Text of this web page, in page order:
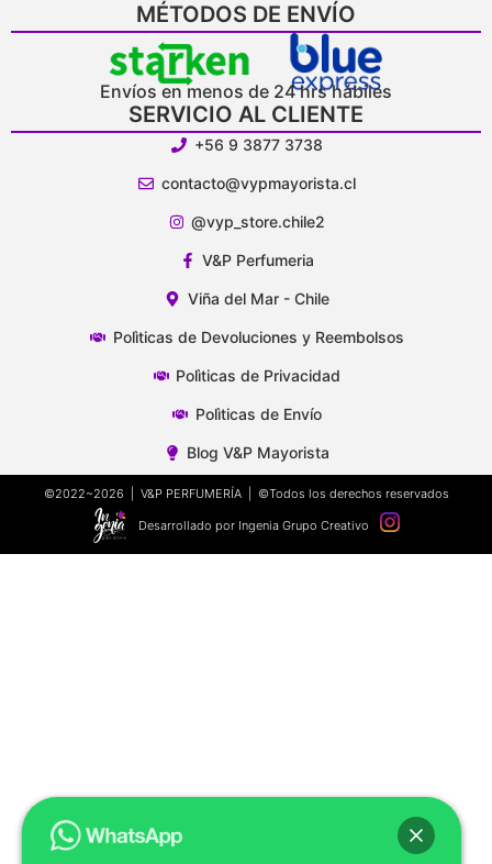
MÉTODOS DE ENVÍO
Envíos en menos de 24 hrs hábiles
SERVICIO AL CLIENTE
+56 9 3877 3738
contacto@vypmayorista.cl
@vyp_store.chile2
V&P Perfumeria
Viña del Mar - Chile
Polìticas de Devoluciones y Reembolsos
Polìticas de Privacidad
Polìticas de Envío
Blog V&P Mayorista
©2022~2026 | V&P PERFUMERÍA | ©Todos los derechos reservados
Desarrollado por Ingenia Grupo Creativo